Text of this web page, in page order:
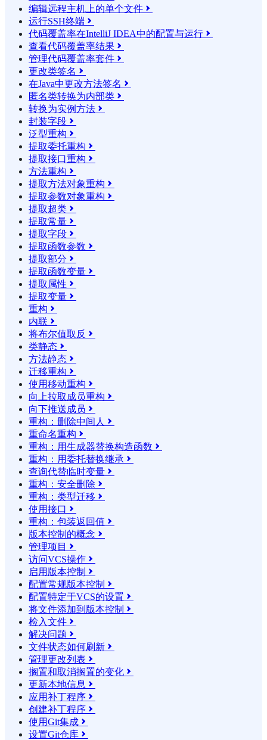
编辑远程主机上的单个文件 
运行SSH终端 
代码覆盖率在IntelliJ IDEA中的配置与运行 
查看代码覆盖率结果 
管理代码覆盖率套件 
更改类签名 
在Java中更改方法签名 
匿名类转换为内部类 
转换为实例方法 
封装字段 
泛型重构 
提取委托重构 
提取接口重构 
方法重构 
提取方法对象重构 
提取参数对象重构 
提取超类 
提取常量 
提取字段 
提取函数参数 
提取部分 
提取函数变量 
提取属性 
提取变量 
重构 
内联 
将布尔值取反 
类静态 
方法静态 
迁移重构 
使用移动重构 
向上拉取成员重构 
向下推送成员 
重构：删除中间人 
重命名重构 
重构：用生成器替换构造函数 
重构：用委托替换继承 
查询代替临时变量 
重构：安全删除 
重构：类型迁移 
使用接口 
重构：包装返回值 
版本控制的概念 
管理项目 
访问VCS操作 
启用版本控制 
配置常规版本控制 
配置特定于VCS的设置 
将文件添加到版本控制 
检入文件 
解决问题 
文件状态如何刷新 
管理更改列表 
搁置和取消搁置的变化 
更新本地信息 
应用补丁程序 
创建补丁程序 
使用Git集成 
设置Git仓库 